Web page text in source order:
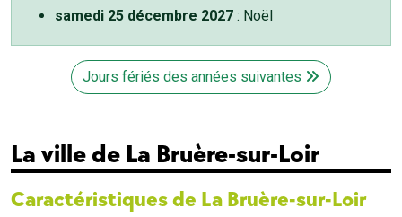
samedi 25 décembre 2027 : Noël
Jours fériés des années suivantes
La ville de La Bruère-sur-Loir
Caractéristiques de La Bruère-sur-Loir